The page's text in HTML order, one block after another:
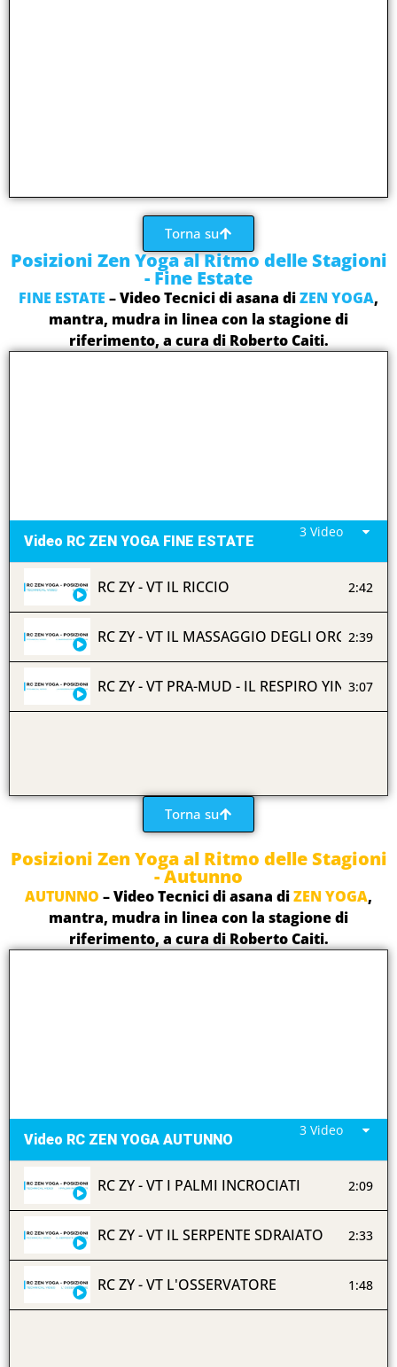
Torna su
Posizioni Zen Yoga al Ritmo delle Stagioni
- Fine Estate
FINE ESTATE – Video Tecnici di asana diZEN YOGA,
mantra, mudra in linea con la stagione di
riferimento, a cura di Roberto Caiti.
Video RC ZEN YOGA FINE ESTATE
3 Video
RC ZY - VT IL RICCIO 2:42
RC ZY - VT IL MASSAGGIO DEGLI ORGANI
2:39
RC ZY - VT PRA-MUD - IL RESPIRO YIN YANG
3:07
Torna su
Posizioni Zen Yoga al Ritmo delle Stagioni
- Autunno
AUTUNNO – Video Tecnici di asana diZEN YOGA,
mantra, mudra in linea con la stagione di
riferimento, a cura di Roberto Caiti.
Video RC ZEN YOGA AUTUNNO
3 Video
RC ZY - VT I PALMI INCROCIATI 2:09
RC ZY - VT IL SERPENTE SDRAIATO 2:33
RC ZY - VT L'OSSERVATORE 1:48